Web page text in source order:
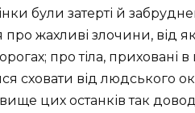
були затерті й
про жахливі злочини, від
про тіла, приховані в
сховати від людського
цих останків так